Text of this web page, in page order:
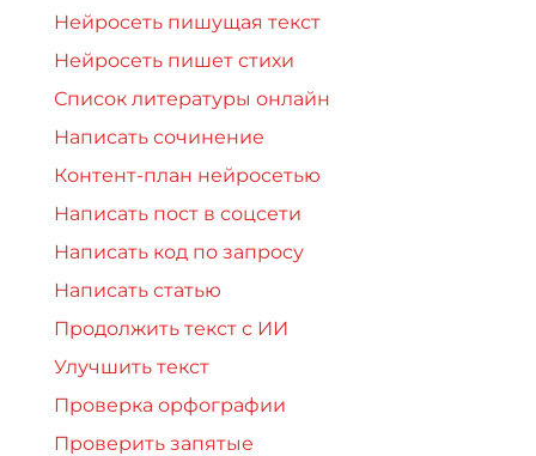
Нейросеть пишущая текст
Нейросеть пишет стихи
Список литературы онлайн
Написать сочинение
Контент-план нейросетью
Написать пост в соцсети
Написать код по запросу
Написать статью
Продолжить текст с ИИ
Улучшить текст
Проверка орфографии
Проверить запятые